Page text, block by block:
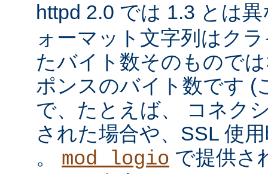
httpd 2.0 では 1.3 とは
ォーマット文字列はク
たバイト数そのもので
ポンスのバイト数です (
で、たとえば、 コネク
された場合や、SSL 使
。 mod_logio で提供さ